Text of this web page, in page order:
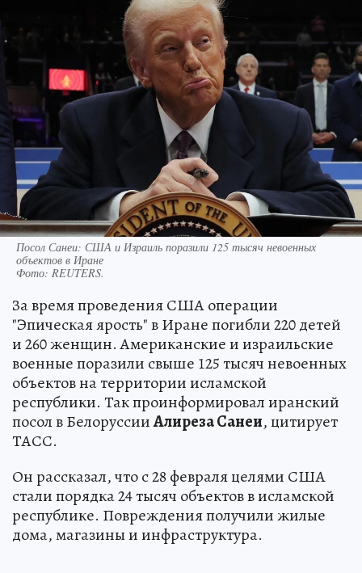
Посол Санеи: США и Израиль поразили 125 тысяч невоенных
объектов в Иране
Фото: REUTERS.
За время проведения США операции
"Эпическая ярость" в Иране погибли 220 детей
и 260 женщин. Американские и израильские
военные поразили свыше 125 тысяч невоенных
объектов на территории исламской
республики. Так проинформировал иранский
посол в БелоруссииАлиреза Санеи, цитирует
ТАСС.
Он рассказал, что с 28 февраля целями США
стали порядка 24 тысяч объектов в исламской
республике. Повреждения получили жилые
дома, магазины и инфраструктура.